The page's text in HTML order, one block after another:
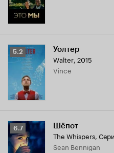
Рейтинг
Кинопоиска
5.2 Уолтер
Walter, 2015
Vince
Рейтинг
Кинопоиска
6.7
6.7 Шёпот
The Whispers,
Sean Bennigan